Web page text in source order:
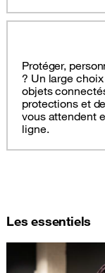
Protéger,
? Un large
objets
protections et
vous attendent
ligne.
Les essentiels